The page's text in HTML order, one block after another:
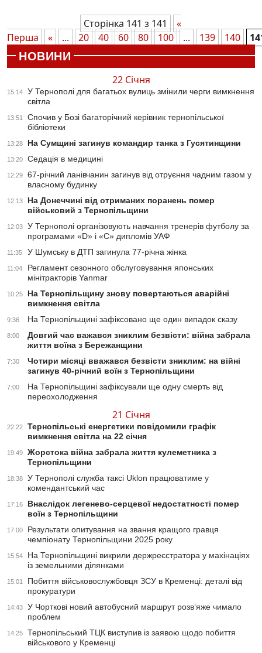
Сторінка 141 з 141
«
Перша
« ... 20 40 60 80 100 ... 139 140
НОВИНИ
22 Січня
15:14
У Тернополі для багатьох вулиць змінили черги вимкнення
світла
13:51
Спочив у Бозі багаторічний керівник тернопільської
бібліотеки
13:28 На Сумщині загинув командир танка з Гусятинщини
13:20 Седація в медицині
12:29
67-річний ланівчанин загинув від отруєння чадним газом у
власному будинку
12:13
На Донеччині від отриманих поранень помер
військовий з Тернопільщини
12:03
У Тернополі організовують навчання тренерів футболу за
програмами «D» і «С» дипломів УАФ
11:35 У Шумську в ДТП загинула 77-річна жінка
11:04
Регламент сезонного обслуговування японських
мінітракторів Yanmar
10:25
На Тернопільщину знову повертаються аварійні
вимкнення світла
9:36 На Тернопільщині зафіксовано ще один випадок сказу
8:00
Довгий час важався зниклим безвісти: війна забрала
життя воїна з Бережанщини
7:30
Чотири місяці вважався безвісти зниклим: на війні
загинув 40-річний воїн з Тернопільщини
7:00
На Тернопільщині зафіксували ще одну смерть від
переохолодження
21 Січня
22:22
Тернопільські енергетики повідомили графік
вимкнення світла на 22 січня
19:49
Жорстока війна забрала життя кулеметника з
Тернопільщини
18:38
У Тернополі служба таксі Uklon працюватиме у
комендантський час
17:16
Внаслідок легенево-серцевої недостатності помер
воїн з Тернопільщини
17:00
Результати опитування на звання кращого гравця
чемпіонату Тернопільщини 2025 року
15:54
На Тернопільщині викрили держреєстратора у махінаціях
із земельними ділянками
15:01
Побиття військовослужбовця ЗСУ в Кременці: деталі від
прокуратури
14:43
У Чорткові новий автобусний маршрут розв’яже чимало
проблем
14:25
Тернопільський ТЦК виступив із заявою щодо побиття
військового у Кременці